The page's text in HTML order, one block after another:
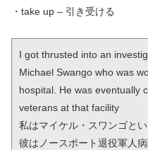
・take up – 引き受ける
I got thrusted into an
Michael Swango who was
hospital. He was eventually
veterans at that facility
私はマイケル・スワンゴと
彼はノースポート退役軍人